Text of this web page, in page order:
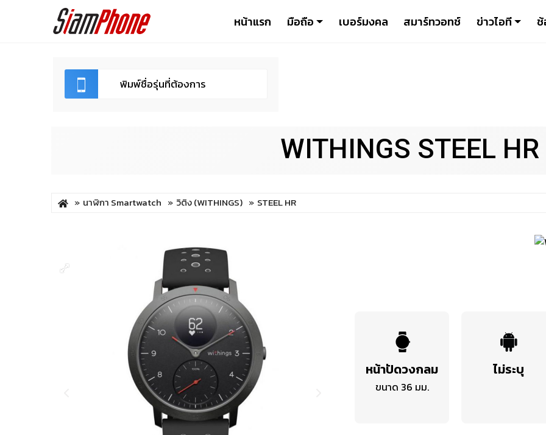
หน้าแรก มือถือ เบอร์มงคล สมาร์ทวอทช์ ข่าวไอที
WITHINGS STEEL HR
นาฬิกา Smartwatch วิติง (WITHINGS) STEEL HR
หน้าปัดวงกลม
ขนาด 36 มม.
ไม่ระบุ